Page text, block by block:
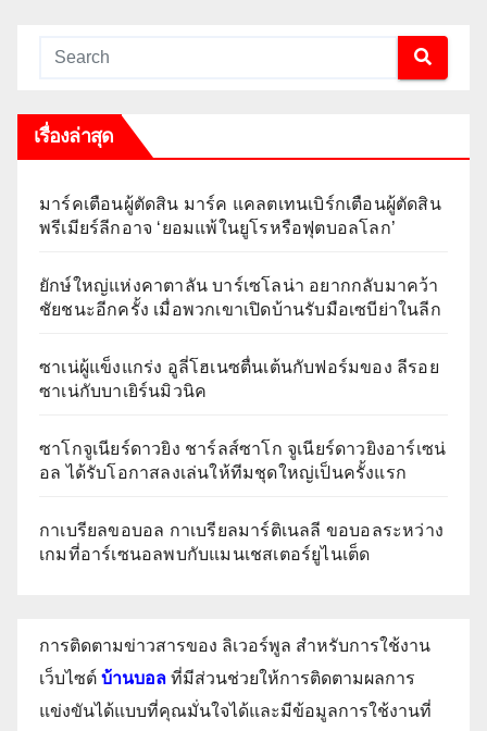
เรื่องล่าสุด
มาร์คเตือนผู้ตัดสิน มาร์ค แคลตเทนเบิร์กเตือนผู้ตัดสิน
พรีเมียร์ลีกอาจ ‘ยอมแพ้ในยูโรหรือฟุตบอลโลก’
ยักษ์ใหญ่แห่งคาตาลัน บาร์เซโลน่า อยากกลับมาคว้า
ชัยชนะอีกครั้ง เมื่อพวกเขาเปิดบ้านรับมือเซบีย่าในลีก
ซาเน่ผู้แข็งแกร่ง อูลี่โฮเนซตื่นเต้นกับฟอร์มของ ลีรอย
ซาเน่กับบาเยิร์นมิวนิค
ซาโกจูเนียร์ดาวยิง ชาร์ลส์ซาโก จูเนียร์ดาวยิงอาร์เซน่
อล ได้รับโอกาสลงเล่นให้ทีมชุดใหญ่เป็นครั้งแรก
กาเบรียลขอบอล กาเบรียลมาร์ติเนลลี ขอบอลระหว่าง
เกมที่อาร์เซนอลพบกับแมนเชสเตอร์ยูไนเต็ด
การติดตามข่าวสารของ ลิเวอร์พูล สำหรับการใช้งาน
เว็บไซต์ บ้านบอล ที่มีส่วนช่วยให้การติดตามผลการ
แข่งขันได้แบบที่คุณมั่นใจได้และมีข้อมูลการใช้งานที่